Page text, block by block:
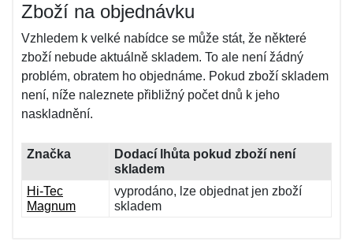
Zboží na objednávku
Vzhledem k velké nabídce se může stát, že některé
zboží nebude aktuálně skladem. To ale není žádný
problém, obratem ho objednáme. Pokud zboží skladem
není, níže naleznete přibližný počet dnů k jeho
naskladnění.
Značka
Dodací lhůta pokud zboží není
skladem
Hi-Tec
Magnum
vyprodáno, lze objednat jen zboží
skladem